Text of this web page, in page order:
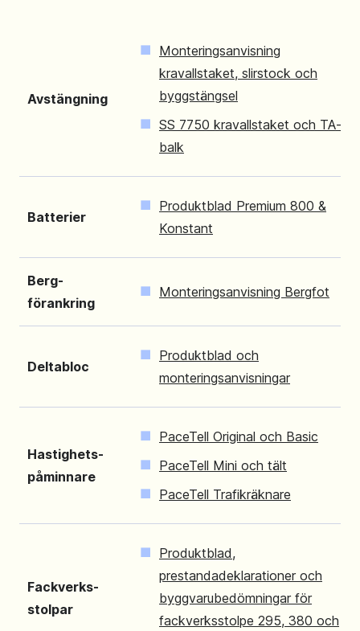
Avstängning
Monteringsanvisning
kravallstaket, slirstock och
byggstängsel
SS 7750 kravallstaket och TA-
balk
Batterier
Produktblad Premium 800 &
Konstant
Berg-
förankring
Monteringsanvisning Bergfot
Deltabloc
Produktblad och
monteringsanvisningar
Hastighets-
påminnare
PaceTell Original och Basic
PaceTell Mini och tält
PaceTell Trafikräknare
Fackverks-
stolpar
Produktblad,
prestandadeklarationer och
byggvarubedömningar för
fackverksstolpe 295, 380 och